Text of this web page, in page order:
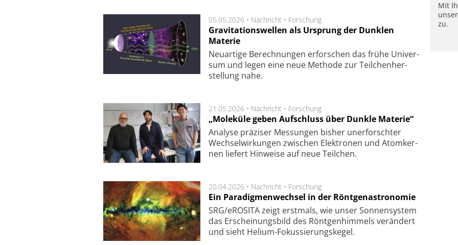
05.05.2026 • Nachricht • Forschung
Gravitationswellen als Ursprung der Dunklen
Materie
Neu­artige Be­rech­nung­en er­for­schen das frü­he Uni­ver­
sum und legen eine neue Me­tho­de zur Teil­chen­her­
stel­lung nahe.
21.05.2026 • Nachricht • Forschung
„Moleküle geben Aufschluss über Dunkle Materie“
Analyse prä­zi­ser Mes­sung­en bis­her un­er­for­schter
Wech­sel­wir­kung­en zwi­schen Elek­tro­nen und Atom­ker­
nen lie­fert Hin­wei­se auf neue Teil­chen.
20.04.2026 • Nachricht • Forschung
Ein Paradigmenwechsel in der Röntgenastronomie
SRG/eROSITA zeigt erst­mals, wie unser Son­nen­sys­tem
das Er­schei­nungs­bild des Rönt­gen­him­mels ver­än­dert
und sieht Helium-Fokus­sie­rungs­ke­gel.
Mit
zu.